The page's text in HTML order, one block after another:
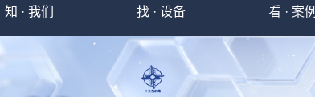
知 · 我们 找 · 设备 看 · 案例